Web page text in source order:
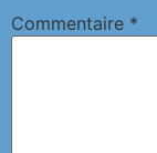
Commentaire *